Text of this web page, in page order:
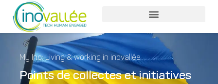
My Ino: Living & working in inovallée
Points de collectes et initiatives